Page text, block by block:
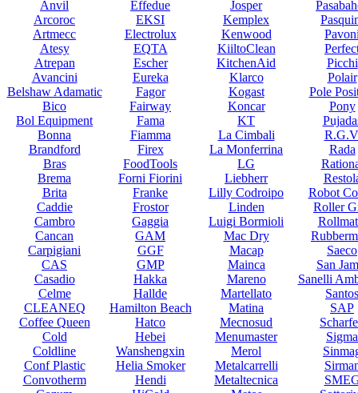
Anvil
Arcoroc
Artmecc
Atesy
Atrepan
Avancini
Belshaw Adamatic
Bico
Bol Equipment
Bonna
Brandford
Bras
Brema
Brita
Caddie
Cambro
Cancan
Carpigiani
CAS
Casadio
Celme
CLEANEQ
Coffee Queen
Cold
Coldline
Conf Plastic
Convotherm
Effedue
EKSI
Electrolux
EQTA
Escher
Eureka
Fagor
Fairway
Fama
Fiamma
Firex
FoodTools
Forni Fiorini
Franke
Frostor
Gaggia
GAM
GGF
GMP
Hakka
Hallde
Hamilton Beach
Hatco
Hebei
Wanshengxin
Helia Smoker
Hendi
Josper
Kemplex
Kenwood
KiiltoClean
KitchenAid
Klarco
Kogast
Koncar
KT
La Cimbali
La Monferrina
LG
Liebherr
Lilly Codroipo
Linden
Luigi Bormioli
Mac Dry
Macap
Mainca
Mareno
Martellato
Matina
Mecnosud
Menumaster
Merol
Metalcarrelli
Metaltecnica
Picchi
Polair
Pole
Pony
Rada
Robot
Roller
Saeco
San
Sanelli
Santos
SAP
Sigma